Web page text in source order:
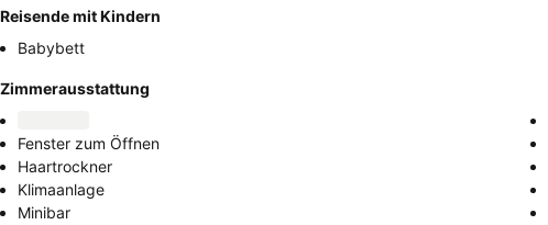
Reisende mit Kindern
Babybett
Zimmerausstattung
Fenster zum Öffnen
Haartrockner
Klimaanlage
Minibar